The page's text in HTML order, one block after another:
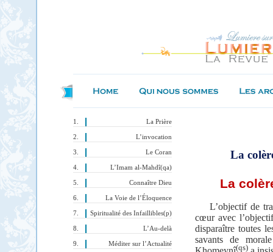
La Prière
L’invocation
Le Coran
L’Imam al-Mahdî(qa)
Connaître Dieu
La Voie de l’Éloquence
Spiritualité des Infaillibles(p)
L’Au-delà
Méditer sur l’Actualité
La
La
L’objectif de
cœur avec
disparaître toutes
savants de
(qs)